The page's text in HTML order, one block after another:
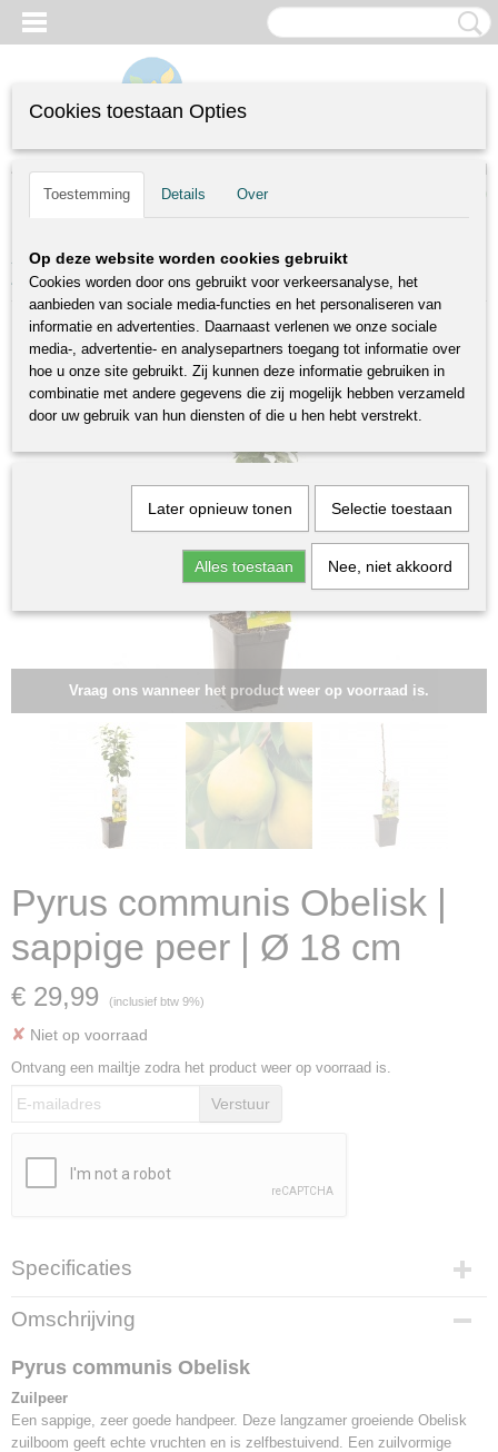
Inloggen
(0)
Home>Fruitbomen> Zuilvormbomen>Pyrus communis Obelisk |
sappige peer | Ø 18 cm
Vraag ons wanneer het product weer op voorraad is.
Pyrus communis Obelisk |
sappige peer | Ø 18 cm
€ 29,99 (inclusief btw 9%)
✘ Niet op voorraad
Ontvang een mailtje zodra het product weer op voorraad is.
Verstuur
Specificaties
Productcode
F1275
EAN code
8717755066473
Bruto gewicht
5,00 Kg
Omschrijving
Pyrus communis Obelisk
Zuilpeer
Een sappige, zeer goede handpeer. Deze langzamer groeiende Obelisk
zuilboom geeft echte vruchten en is zelfbestuivend. Een zuilvormige
Cookies toestaan Opties
Toestemming Details Over
Op deze website worden cookies gebruikt
Cookies worden door ons gebruikt voor verkeersanalyse, het
aanbieden van sociale media-functies en het personaliseren van
informatie en advertenties. Daarnaast verlenen we onze sociale
media-, advertentie- en analysepartners toegang tot informatie over
hoe u onze site gebruikt. Zij kunnen deze informatie gebruiken in
combinatie met andere gegevens die zij mogelijk hebben verzameld
door uw gebruik van hun diensten of die u hen hebt verstrekt.
Later opnieuw tonen Selectie toestaan
Alles toestaan Nee, niet akkoord